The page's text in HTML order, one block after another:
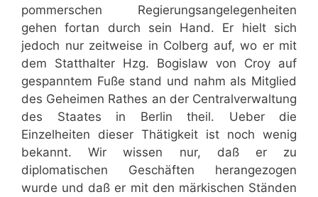
pommerschen Regierungsangelegenheiten
gehen fortan durch sein Hand. Er hielt sich
jedoch nur zeitweise in Colberg auf, wo er mit
dem Statthalter Hzg. Bogislaw von Croy auf
gespanntem Fuße stand und nahm als Mitglied
des Geheimen Rathes an der Centralverwaltung
des Staates in Berlin theil. Ueber die
Einzelheiten dieser Thätigkeit ist noch wenig
bekannt. Wir wissen nur, daß er zu
diplomatischen Geschäften herangezogen
wurde und daß er mit den märkischen Ständen